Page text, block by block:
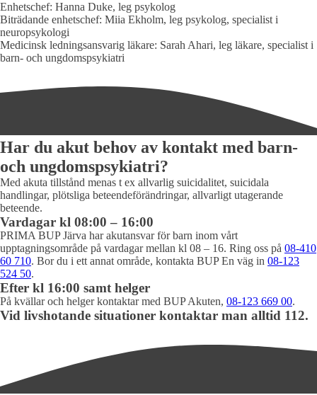
Enhetschef: Hanna Duke, leg psykolog
Biträdande enhetschef: Miia Ekholm, leg psykolog, specialist i
neuropsykologi
Medicinsk ledningsansvarig läkare: Sarah Ahari, leg läkare, specialist i
barn- och ungdomspsykiatri
Har du akut behov av kontakt med barn-
och ungdomspsykiatri?
Med akuta tillstånd menas t ex allvarlig suicidalitet, suicidala
handlingar, plötsliga beteendeförändringar, allvarligt utagerande
beteende.
Vardagar kl 08:00 – 16:00
PRIMA BUP Järva har akutansvar för barn inom vårt
upptagningsområde på vardagar mellan kl 08 – 16. Ring oss på 08-410
60 710. Bor du i ett annat område, kontakta BUP En väg in 08-123
524 50.
Efter kl 16:00 samt helger
På kvällar och helger kontaktar med BUP Akuten, 08-123 669 00.
Vid livshotande situationer kontaktar man alltid 112.